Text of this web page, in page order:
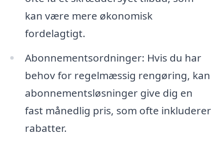
kan være mere økonomisk
fordelagtigt.
Abonnementsordninger: Hvis du har
behov for regelmæssig rengøring, kan
abonnementsløsninger give dig en
fast månedlig pris, som ofte inkluderer
rabatter.